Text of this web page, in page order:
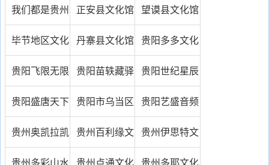
份有限公司
我们都是贵州
人
正安县文化馆 望谟县文化馆
毕节地区文化
局
丹寨县文化馆 贵阳多多文化
传播有限公司
贵阳飞限无限
文化传播有限
公司
贵阳苗轶藏驿
文化有限公司
贵阳世纪星辰
文化传播有限
公司
贵阳盛唐天下
策划顾问有限
公司
贵阳市乌当区
少年宫
贵阳艺盛音频
艺盛尖冰文化
传媒公司
贵州奥凯拉凯
传媒资讯有限
贵州百利缘文
化传播有限公
贵州伊思特文
化传播有限公
贵州多彩山水 贵州点通文化 贵州多耶文化